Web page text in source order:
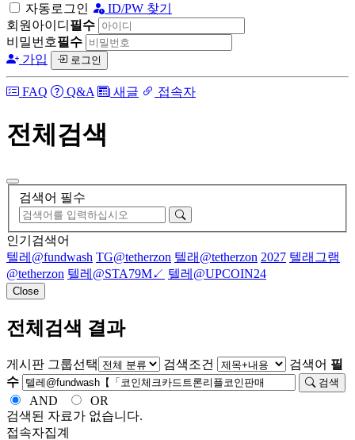
자동로그인
ID/PW 찾기
회원아이디 필수
비밀번호필수
가입
로그인
FAQ Q&A 새글 접속자
전체검색
검색어 필수
인기검색어
텔레@fundwash TG@tetherzon 텔래@tetherzon 2027 텔래그램
@tetherzon 텔레@STA79M↙ 텔레@UPCOIN24
Close
전체검색 결과
게시판 그룹선택 검색조건 검색어 필
수
검색
AND
OR
검색된 자료가 없습니다.
접속자집계